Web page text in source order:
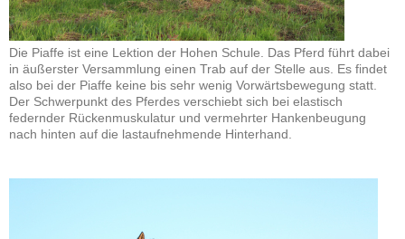
Die Piaffe ist eine Lektion der Hohen Schule. Das Pferd führt dabei
in äußerster Versammlung einen Trab auf der Stelle aus. Es findet
also bei der Piaffe keine bis sehr wenig Vorwärtsbewegung statt.
Der Schwerpunkt des Pferdes verschiebt sich bei elastisch
federnder Rückenmuskulatur und vermehrter Hankenbeugung
nach hinten auf die lastaufnehmende Hinterhand.